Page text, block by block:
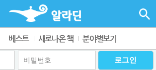
베스트 새로나온 책 분야별보기